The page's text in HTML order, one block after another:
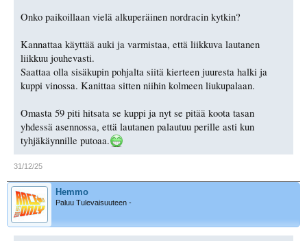
Onko paikoillaan vielä alkuperäinen nordracin kytkin?
Kannattaa käyttää auki ja varmistaa, että liikkuva lautanen
liikkuu jouhevasti.
Saattaa olla sisäkupin pohjalta siitä kierteen juuresta halki ja
kuppi vinossa. Kanittaa sitten niihin kolmeen liukupalaan.
Omasta 59 piti hitsata se kuppi ja nyt se pitää koota tasan
yhdessä asennossa, että lautanen palautuu perille asti kun
tyhjäkäynnille putoaa.
31/12/25
Hemmo
Paluu Tulevaisuuteen -